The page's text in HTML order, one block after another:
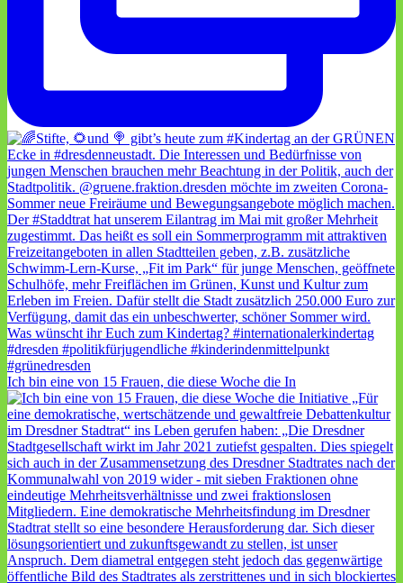
Ich bin eine von 15 Frauen, die diese Woche die In